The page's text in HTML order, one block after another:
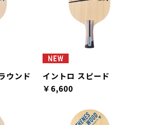
ウンド
イントロ スピード
￥6,600